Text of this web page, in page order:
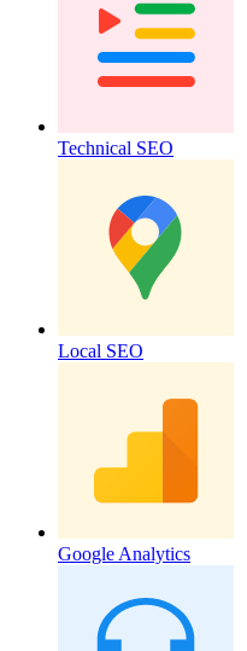
Technical SEO
Local SEO
Google Analytics